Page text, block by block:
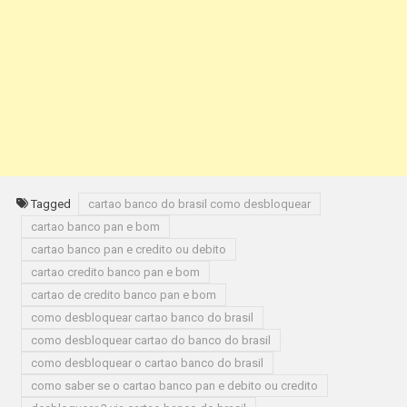
Tagged
cartao banco do brasil como desbloquear
cartao banco pan e bom
cartao banco pan e credito ou debito
cartao credito banco pan e bom
cartao de credito banco pan e bom
como desbloquear cartao banco do brasil
como desbloquear cartao do banco do brasil
como desbloquear o cartao banco do brasil
como saber se o cartao banco pan e debito ou credito